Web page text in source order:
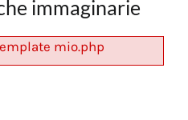
immaginarie
mio.php